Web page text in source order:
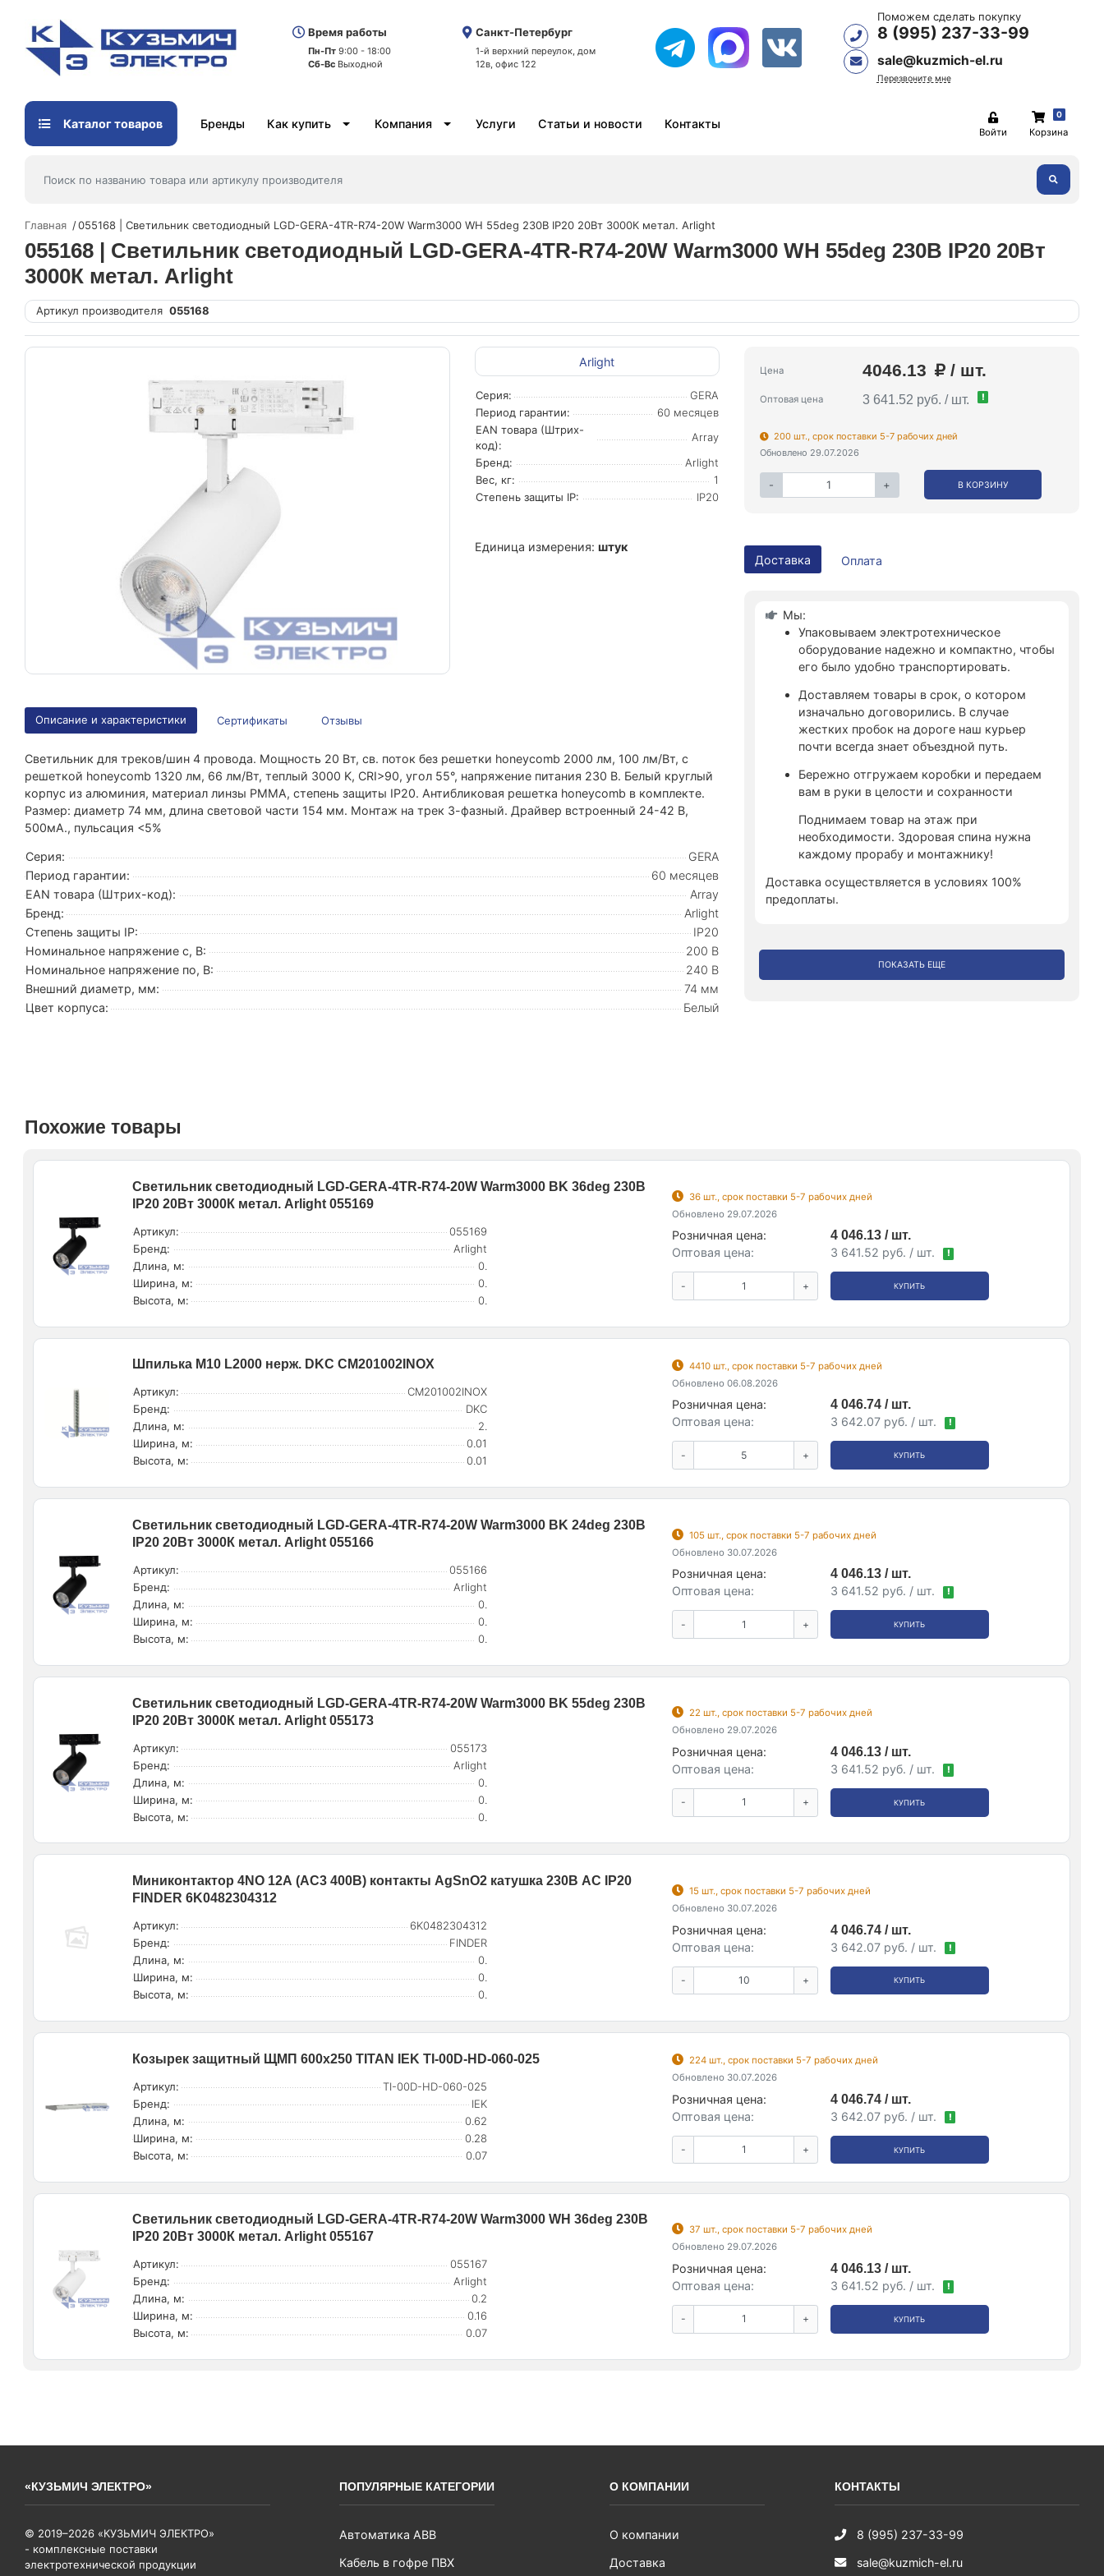
Время работы
Пн-Пт 9:00 - 18:00
Сб-Вс Выходной
Санкт-Петербург
1-й верхний переулок, дом
12в, офис 122
Поможем сделать покупку
8 (995) 237-33-99
sale@kuzmich-el.ru
Перезвоните мне
Каталог товаров Бренды Как купить Компания Услуги Статьи и новости Контакты
Войти
0
Корзина
Главная 055168 | Светильник светодиодный LGD-GERA-4TR-R74-20W Warm3000 WH 55deg 230В IP20 20Вт 3000К метал. Arlight
055168 | Светильник светодиодный LGD-GERA-4TR-R74-20W Warm3000 WH 55deg 230В IP20 20Вт
3000К метал. Arlight
Артикул производителя 055168
Arlight
Серия:
GERA
Период гарантии:
60 месяцев
EAN товара (Штрих-
код):
Array
Бренд:
Arlight
Вес, кг:
1
Степень защиты IP:
IP20
Единица измерения: штук
Цена 4046.13 / шт.
Оптовая цена 3 641.52 руб. / шт. !
200 шт., срок поставки 5-7 рабочих дней
Обновлено 29.07.2026
- + В КОРЗИНУ
Доставка Оплата
Мы:
Упаковываем электротехническое
оборудование надежно и компактно, чтобы
его было удобно транспортировать.
Доставляем товары в срок, о котором
изначально договорились. В случае
жестких пробок на дороге наш курьер
почти всегда знает объездной путь.
Бережно отгружаем коробки и передаем
вам в руки в целости и сохранности
Поднимаем товар на этаж при
необходимости. Здоровая спина нужна
каждому прорабу и монтажнику!
Доставка осуществляется в условиях 100%
предоплаты.
ПОКАЗАТЬ ЕЩЕ
Описание и характеристики Сертификаты Отзывы
Светильник для треков/шин 4 провода. Мощность 20 Вт, св. поток без решетки honeycomb 2000 лм, 100 лм/Вт, с
решеткой honeycomb 1320 лм, 66 лм/Вт, теплый 3000 K, CRI>90, угол 55°, напряжение питания 230 В. Белый круглый
корпус из алюминия, материал линзы PMMA, степень защиты IP20. Антибликовая решетка honeycomb в комплекте.
Размер: диаметр 74 мм, длина световой части 154 мм. Монтаж на трек 3-фазный. Драйвер встроенный 24-42 В,
500мА., пульсация <5%
Серия:
GERA
Период гарантии:
60 месяцев
EAN товара (Штрих-код):
Array
Бренд:
Arlight
Степень защиты IP:
IP20
Номинальное напряжение с, В:
200 В
Номинальное напряжение по, В:
240 В
Внешний диаметр, мм:
74 мм
Цвет корпуса:
Белый
Похожие товары
Светильник светодиодный LGD-GERA-4TR-R74-20W Warm3000 BK 36deg 230В
IP20 20Вт 3000К метал. Arlight 055169
Артикул:
055169
Бренд:
Arlight
Длина, м:
0.
Ширина, м:
0.
Высота, м:
0.
36 шт., срок поставки 5-7 рабочих дней
Обновлено 29.07.2026
Розничная цена:
4 046.13 / шт.
Оптовая цена:
3 641.52 руб. / шт. !
- + КУПИТЬ
Шпилька М10 L2000 нерж. DKC CM201002INOX
Артикул:
CM201002INOX
Бренд:
DKC
Длина, м:
2.
Ширина, м:
0.01
Высота, м:
0.01
4410 шт., срок поставки 5-7 рабочих дней
Обновлено 06.08.2026
Розничная цена:
4 046.74 / шт.
Оптовая цена:
3 642.07 руб. / шт. !
- + КУПИТЬ
Светильник светодиодный LGD-GERA-4TR-R74-20W Warm3000 BK 24deg 230В
IP20 20Вт 3000К метал. Arlight 055166
Артикул:
055166
Бренд:
Arlight
Длина, м:
0.
Ширина, м:
0.
Высота, м:
0.
105 шт., срок поставки 5-7 рабочих дней
Обновлено 30.07.2026
Розничная цена:
4 046.13 / шт.
Оптовая цена:
3 641.52 руб. / шт. !
- + КУПИТЬ
Светильник светодиодный LGD-GERA-4TR-R74-20W Warm3000 BK 55deg 230В
IP20 20Вт 3000К метал. Arlight 055173
Артикул:
055173
Бренд:
Arlight
Длина, м:
0.
Ширина, м:
0.
Высота, м:
0.
22 шт., срок поставки 5-7 рабочих дней
Обновлено 29.07.2026
Розничная цена:
4 046.13 / шт.
Оптовая цена:
3 641.52 руб. / шт. !
- + КУПИТЬ
Миниконтактор 4NO 12А (AC3 400В) контакты AgSnO2 катушка 230В AC IP20
FINDER 6K0482304312
Артикул:
6K0482304312
Бренд:
FINDER
Длина, м:
0.
Ширина, м:
0.
Высота, м:
0.
15 шт., срок поставки 5-7 рабочих дней
Обновлено 30.07.2026
Розничная цена:
4 046.74 / шт.
Оптовая цена:
3 642.07 руб. / шт. !
- + КУПИТЬ
Козырек защитный ЩМП 600x250 TITAN IEK TI-00D-HD-060-025
Артикул:
TI-00D-HD-060-025
Бренд:
IEK
Длина, м:
0.62
Ширина, м:
0.28
Высота, м:
0.07
224 шт., срок поставки 5-7 рабочих дней
Обновлено 30.07.2026
Розничная цена:
4 046.74 / шт.
Оптовая цена:
3 642.07 руб. / шт. !
- + КУПИТЬ
Светильник светодиодный LGD-GERA-4TR-R74-20W Warm3000 WH 36deg 230В
IP20 20Вт 3000К метал. Arlight 055167
Артикул:
055167
Бренд:
Arlight
Длина, м:
0.2
Ширина, м:
0.16
Высота, м:
0.07
37 шт., срок поставки 5-7 рабочих дней
Обновлено 29.07.2026
Розничная цена:
4 046.13 / шт.
Оптовая цена:
3 641.52 руб. / шт. !
- + КУПИТЬ
«КУЗЬМИЧ ЭЛЕКТРО»
© 2019–2026 «КУЗЬМИЧ ЭЛЕКТРО»
- комплексные поставки
электротехнической продукции
ПОПУЛЯРНЫЕ КАТЕГОРИИ
Автоматика ABB
Кабель в гофре ПВХ
О КОМПАНИИ
О компании
Доставка
КОНТАКТЫ
8 (995) 237-33-99
sale@kuzmich-el.ru